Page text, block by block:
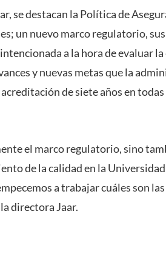
se destacan la Política de
un nuevo marco regulatorio,
a la hora de evaluar la
y nuevas metas que la
de siete años en todas
el marco regulatorio, sino
de la calidad en la
a trabajar cuáles son
directora Jaar.